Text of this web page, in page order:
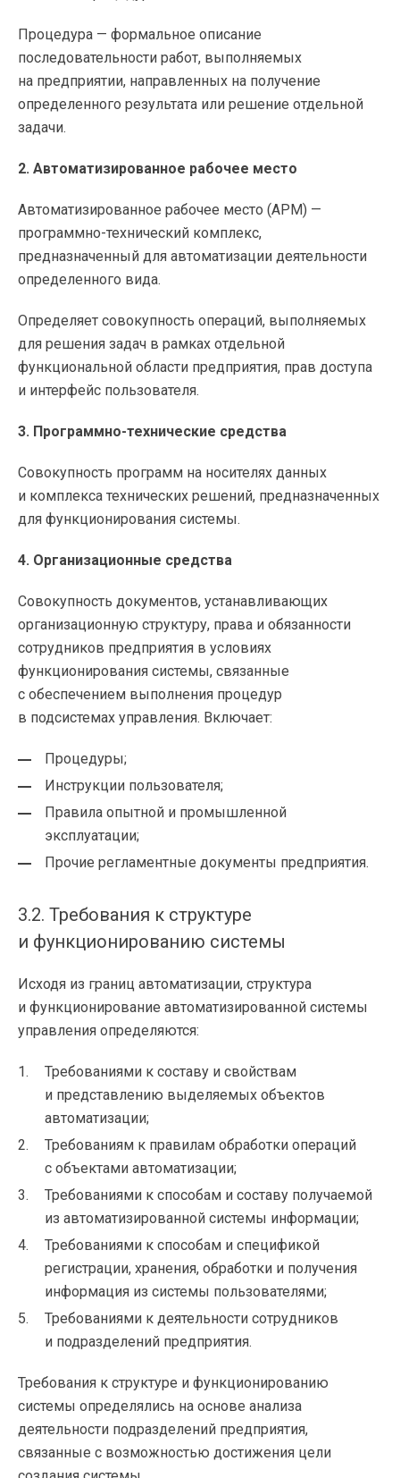
Процедура — формальное описание
последовательности работ, выполняемых
на предприятии, направленных на получение
определенного результата или решение отдельной
задачи.
2. Автоматизированное рабочее место
Автоматизированное рабочее место (АРМ) —
программно-технический комплекс,
предназначенный для автоматизации деятельности
определенного вида.
Определяет совокупность операций, выполняемых
для решения задач в рамках отдельной
функциональной области предприятия, прав доступа
и интерфейс пользователя.
3. Программно-технические средства
Совокупность программ на носителях данных
и комплекса технических решений, предназначенных
для функционирования системы.
4. Организационные средства
Совокупность документов, устанавливающих
организационную структуру, права и обязанности
сотрудников предприятия в условиях
функционирования системы, связанные
с обеспечением выполнения процедур
в подсистемах управления. Включает:
Процедуры;
Инструкции пользователя;
Правила опытной и промышленной
эксплуатации;
Прочие регламентные документы предприятия.
3.2. Требования к структуре
и функционированию системы
Исходя из границ автоматизации, структура
и функционирование автоматизированной системы
управления определяются:
Требованиями к составу и свойствам
и представлению выделяемых объектов
автоматизации;
Требованиям к правилам обработки операций
с объектами автоматизации;
Требованиями к способам и составу получаемой
из автоматизированной системы информации;
Требованиями к способам и спецификой
регистрации, хранения, обработки и получения
информация из системы пользователями;
Требованиями к деятельности сотрудников
и подразделений предприятия.
Требования к структуре и функционированию
системы определялись на основе анализа
деятельности подразделений предприятия,
связанные с возможностью достижения цели